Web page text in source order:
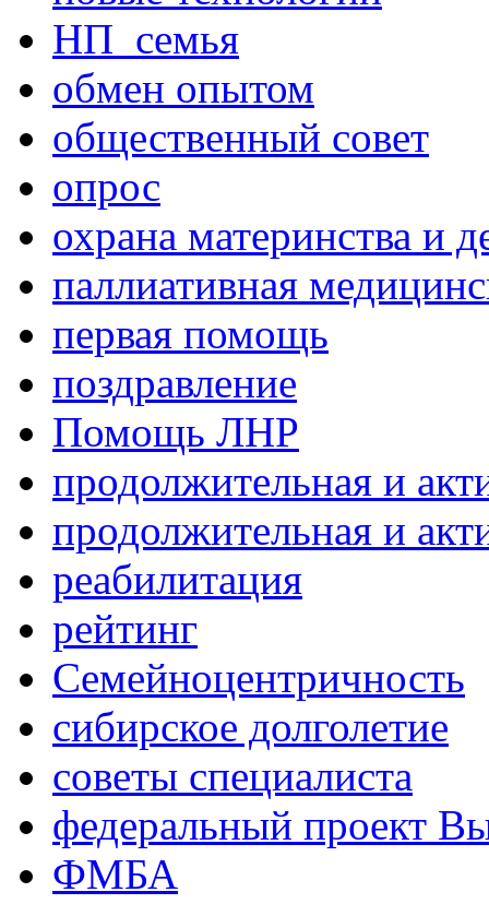
НП_семья
обмен опытом
общественный совет
опрос
охрана материнства и
паллиативная
первая помощь
поздравление
Помощь ЛНР
продолжительная и
продолжительная и
реабилитация
рейтинг
Семейноцентричность
сибирское долголетие
советы специалиста
федеральный проект
ФМБА